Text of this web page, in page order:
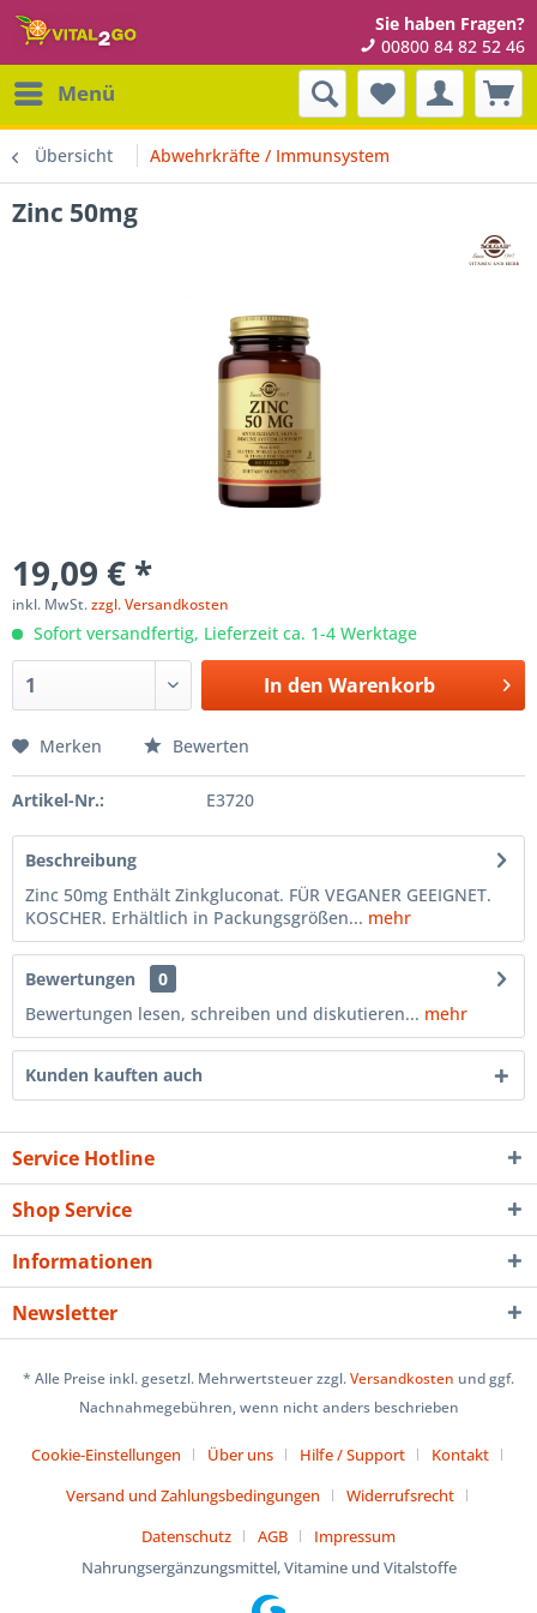
Sie haben Fragen?
00800 84 82 52 46
Menü
Übersicht Abwehrkräfte / Immunsystem
Zinc 50mg
19,09 € *
inkl. MwSt.zzgl. Versandkosten
Sofort versandfertig, Lieferzeit ca. 1-4 Werktage
In den Warenkorb
Merken Bewerten
Artikel-Nr.: E3720
Beschreibung
Zinc 50mg Enthält Zinkgluconat. FÜR VEGANER GEEIGNET.
KOSCHER. Erhältlich in Packungsgrößen... mehr
Bewertungen
0
Bewertungen lesen, schreiben und diskutieren... mehr
Kunden kauften auch
Service Hotline
Shop Service
Informationen
Newsletter
* Alle Preise inkl. gesetzl. Mehrwertsteuer zzgl.Versandkosten und ggf.
Nachnahmegebühren, wenn nicht anders beschrieben
Cookie-Einstellungen Über uns Hilfe / Support
Kontakt
Versand und Zahlungsbedingungen
Widerrufsrecht
Datenschutz
AGB
Impressum
Nahrungsergänzungsmittel, Vitamine und Vitalstoffe